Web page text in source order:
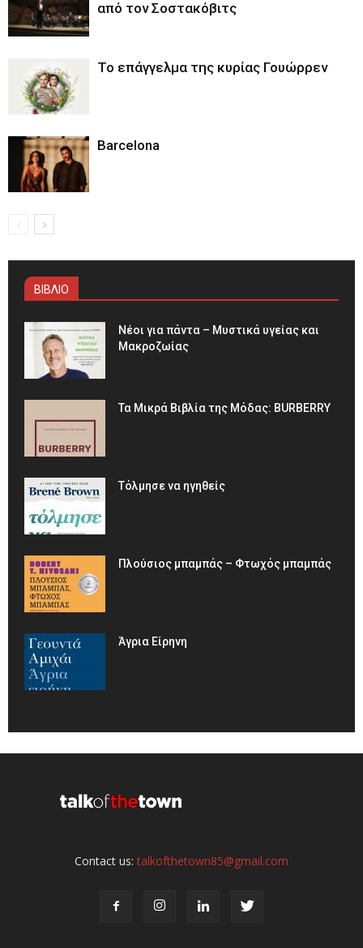
από τον Σοστακόβιτς
Το επάγγελμα της κυρίας Γουώρρεν
Barcelona
ΒΙΒΛΙΟ
Νέοι για πάντα – Μυστικά υγείας και
Μακροζωίας
Τα Μικρά Βιβλία της Μόδας: BURBERRY
Τόλμησε να ηγηθείς
Πλούσιος μπαμπάς – Φτωχός μπαμπάς
Άγρια Είρηνη
Contact us:talkofthetown85@gmail.com